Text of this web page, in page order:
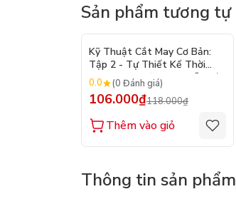
Sản phẩm tương tự
- 10%
Kỹ Thuật Cắt May Cơ Bản:
Tập 2 - Tự Thiết Kế Thời
Trang Nam Nữ - Tạo Mẫu Rập
- Kỹ Thuật Nhảy Size
0.0 (0 Đánh giá)
106.000₫118.000₫
Thêm vào giỏ
Thông tin sản phẩm